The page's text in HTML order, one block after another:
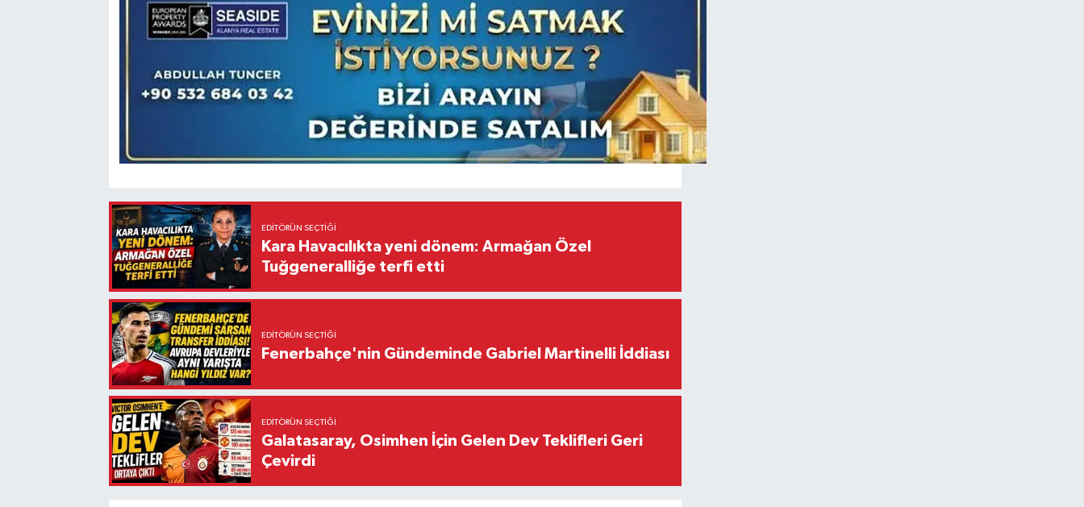
EDITÖRÜN SEÇTIĞI
Kara Havacılıkta yeni dönem: Armağan Özel
Tuğgeneralliğe terfi etti
EDITÖRÜN SEÇTIĞI
Fenerbahçe'nin Gündeminde Gabriel Martinelli İddiası
EDITÖRÜN SEÇTIĞI
Galatasaray, Osimhen İçin Gelen Dev Teklifleri Geri
Çevirdi